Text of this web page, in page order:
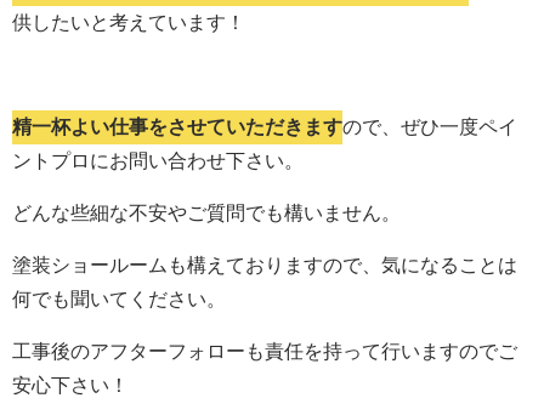
供したいと考えています！
精一杯よい仕事をさせていただきますので、ぜひ一度ペイ
ントプロにお問い合わせ下さい。
どんな些細な不安やご質問でも構いません。
塗装ショールームも構えておりますので、気になることは
何でも聞いてください。
工事後のアフターフォローも責任を持って行いますのでご
安心下さい！